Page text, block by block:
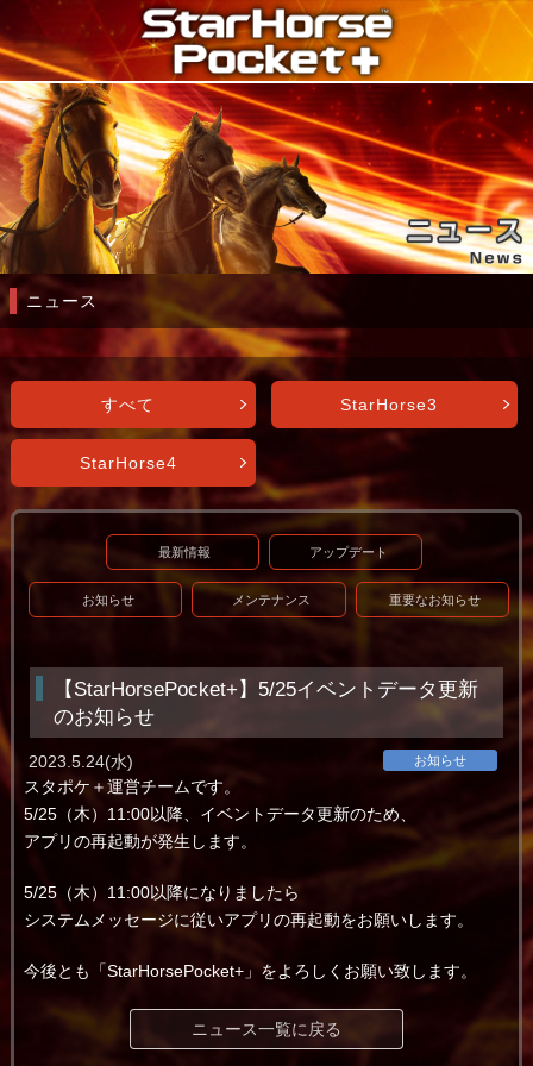
ニュース
すべて StarHorse3
StarHorse4
最新情報 アップデート
お知らせ メンテナンス 重要なお知らせ
【StarHorsePocket+】5/25イベントデータ更新
のお知らせ
お知らせ
2023.5.24(水)
スタポケ＋運営チームです。
5/25（木）11:00以降、イベントデータ更新のため、
アプリの再起動が発生します。
5/25（木）11:00以降になりましたら
システムメッセージに従いアプリの再起動をお願いします。
今後とも「StarHorsePocket+」をよろしくお願い致します。
ニュース一覧に戻る